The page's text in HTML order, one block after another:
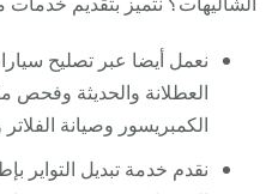
نعمل أيضا عبر تصليح
العطلانة والحديثة وفحص
الكمبريسور وصيانة
نقدم خدمة تبديل التواير